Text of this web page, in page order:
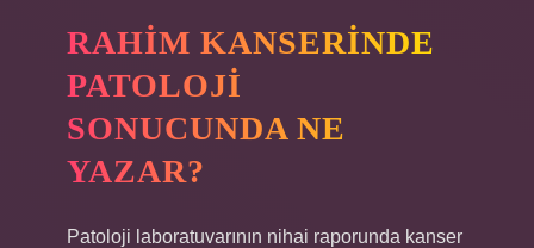
RAHIM KANSERINDE
PATOLOJI
SONUCUNDA NE
YAZAR?
Patoloji laboratuvarının nihai raporunda kanser